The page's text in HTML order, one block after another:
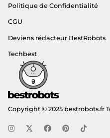
Copyright © 2025 bestrobots.fr
Politique de Confidentialité
CGU
Deviens rédacteur BestRobots
Techbest